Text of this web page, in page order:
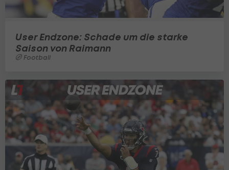
User Endzone: Schade um die starke
Saison von Raimann
Football